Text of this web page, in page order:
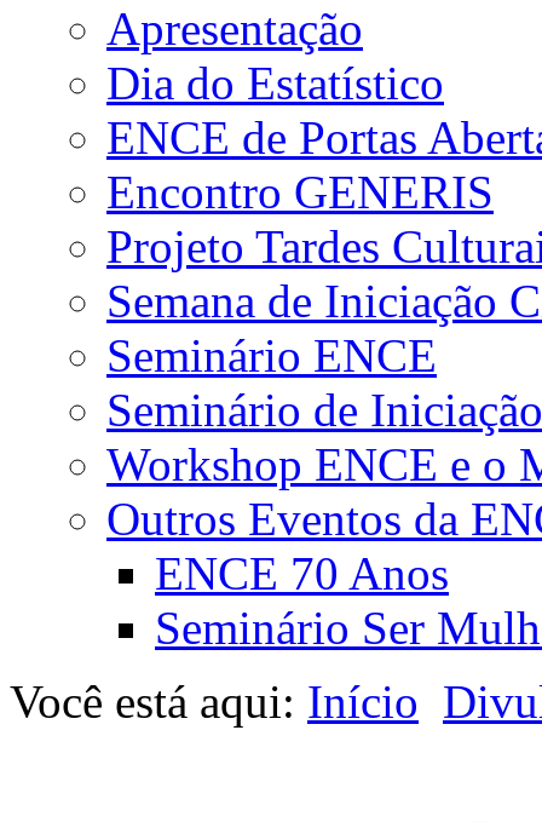
Apresentação
Dia do Estatístico
ENCE de Portas
Encontro GENERIS
Projeto Tardes
Semana de Iniciação
Seminário ENCE
Seminário de
Workshop ENCE e o
Outros Eventos da
ENCE 70 Anos
Seminário Ser
Você está aqui: Início